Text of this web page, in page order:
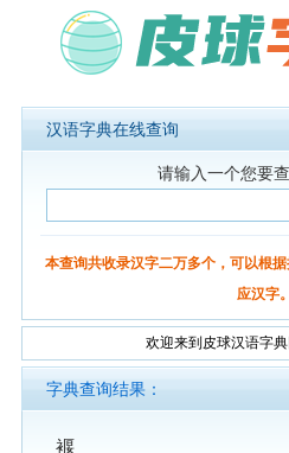
汉语字典在线查询
请输入一个您要
本查询共收录汉字二万多个，可以根
应汉字。
欢迎来到皮球汉语字典
字典查询结果：
褗